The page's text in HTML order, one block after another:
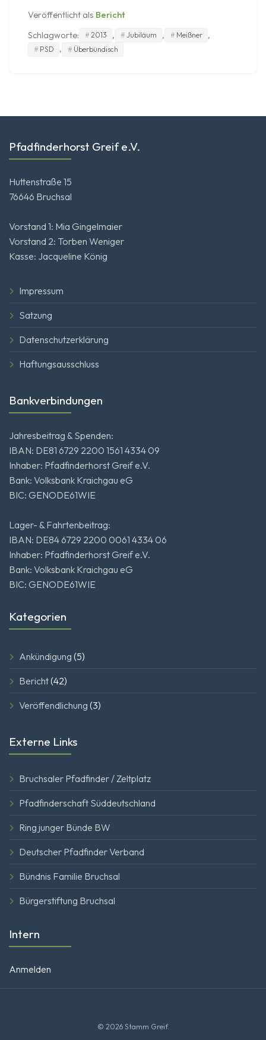
Veröffentlicht als Bericht
Schlagworte:
2013 , Jubiläum , Meißner ,
PSD , Überbündisch
Pfadfinderhorst Greif e.V.
Huttenstraße 15
76646 Bruchsal
Vorstand 1: Mia Gingelmaier
Vorstand 2: Torben Weniger
Kasse: Jacqueline König
Impressum
Satzung
Datenschutzerklärung
Haftungsausschluss
Bankverbindungen
Jahresbeitrag & Spenden:
IBAN: DE81 6729 2200 1561 4334 09
Inhaber: Pfadfinderhorst Greif e.V.
Bank: Volksbank Kraichgau eG
BIC: GENODE61WIE
Lager- & Fahrtenbeitrag:
IBAN: DE84 6729 2200 0061 4334 06
Inhaber: Pfadfinderhorst Greif e.V.
Bank: Volksbank Kraichgau eG
BIC: GENODE61WIE
Kategorien
Ankündigung (5)
Bericht(42)
Veröffendlichung (3)
Externe Links
Bruchsaler Pfadfinder / Zeltplatz
Pfadfinderschaft Süddeutschland
Ring junger Bünde BW
Deutscher Pfadfinder Verband
Bündnis Familie Bruchsal
Bürgerstiftung Bruchsal
Intern
Anmelden
© 2026 Stamm Greif.